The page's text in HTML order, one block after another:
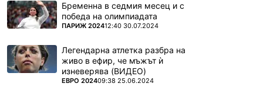
Бременна в седмия месец и с
победа на олимпиадата
ПОВЕЧЕ ОТ
ПАРИЖ 202412:40 30.07.2024
Легендарна атлетка разбра на
живо в ефир, че мъжът ѝ
изневерява (ВИДЕО)
ПОВЕЧЕ ОТ
ЕВРО 202409:38 25.06.2024